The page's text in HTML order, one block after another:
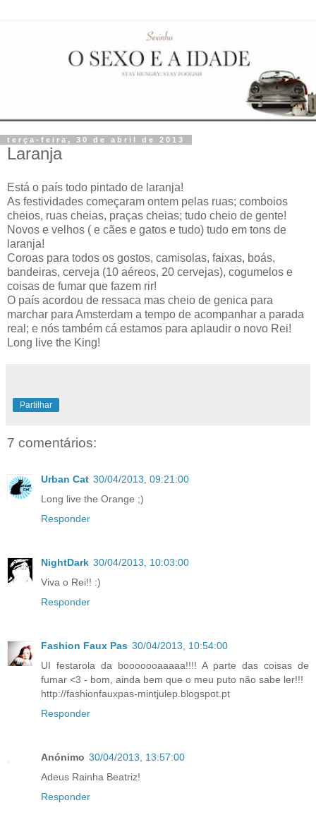
terça-feira, 30 de abril de 2013
Laranja
Está o país todo pintado de laranja!
As festividades começaram ontem pelas ruas; comboios
cheios, ruas cheias, praças cheias; tudo cheio de gente!
Novos e velhos ( e cães e gatos e tudo) tudo em tons de
laranja!
Coroas para todos os gostos, camisolas, faixas, boás,
bandeiras, cerveja (10 aéreos, 20 cervejas), cogumelos e
coisas de fumar que fazem rir!
O país acordou de ressaca mas cheio de genica para
marchar para Amsterdam a tempo de acompanhar a parada
real; e nós também cá estamos para aplaudir o novo Rei!
Long live the King!
Partilhar
7 comentários:
Urban Cat 30/04/2013, 09:21:00
Long live the Orange ;)
Responder
NightDark 30/04/2013, 10:03:00
Viva o Rei!! :)
Responder
Fashion Faux Pas 30/04/2013, 10:54:00
UI festarola da booooooaaaaa!!!! A parte das coisas de
fumar <3 - bom, ainda bem que o meu puto não sabe ler!!!
http://fashionfauxpas-mintjulep.blogspot.pt
Responder
Anónimo 30/04/2013, 13:57:00
Adeus Rainha Beatriz!
Responder